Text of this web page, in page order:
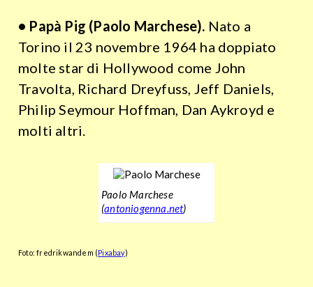
• Papà Pig (Paolo Marchese). Nato a
Torino il 23 novembre 1964 ha doppiato
molte star di Hollywood come John
Travolta, Richard Dreyfuss, Jeff Daniels,
Philip Seymour Hoffman, Dan Aykroyd e
molti altri.
Paolo Marchese
(antoniogenna.net)
Foto: fredrikwandem (Pixabay)